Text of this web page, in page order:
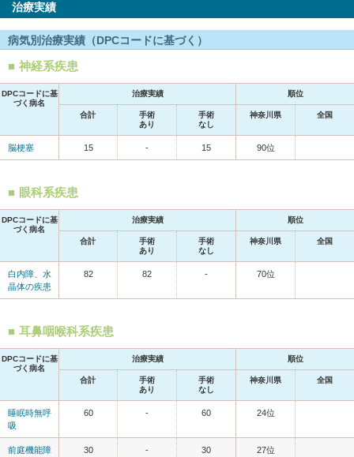
治療実績
病気別治療実績（DPCコードに基づく）
神経系疾患
DPCコードに基
づく病名
治療実績 順位
合計
手術
あり
手術
なし
神奈川県 全国
脳梗塞 15 - 15 90位
眼科系疾患
DPCコードに基
づく病名
治療実績 順位
合計
手術
あり
手術
なし
神奈川県 全国
白内障、水
晶体の疾患
82 82 - 70位
耳鼻咽喉科系疾患
DPCコードに基
づく病名
治療実績 順位
合計
手術
あり
手術
なし
神奈川県 全国
睡眠時無呼
吸
60 - 60 24位
前庭機能障
30 - 30 27位